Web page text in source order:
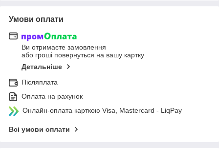
Умови оплати
Ви отримаєте замовлення
або гроші повернуться на вашу картку
Детальніше
Післяплата
Оплата на рахунок
Онлайн-оплата карткою Visa, Mastercard - LiqPay
Всі умови оплати